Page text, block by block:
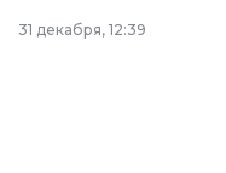
в Астане из
республиканского
31 декабря, 12:39